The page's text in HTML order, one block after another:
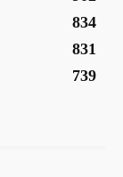
834
831
739